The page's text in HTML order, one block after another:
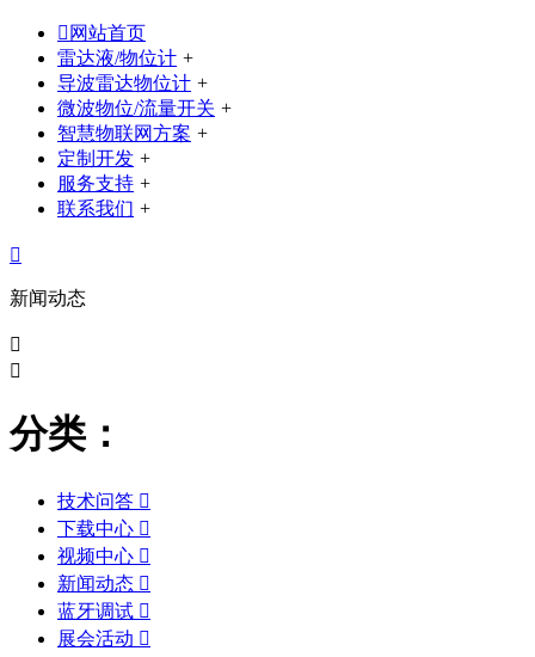
 网站首页
雷达液/物位计 +
导波雷达物位计 +
微波物位/流量开关 +
智慧物联网方案 +
定制开发 +
服务支持 +
联系我们 +

新闻动态


分类：
技术问答 
下载中心 
视频中心 
新闻动态 
蓝牙调试 
展会活动 